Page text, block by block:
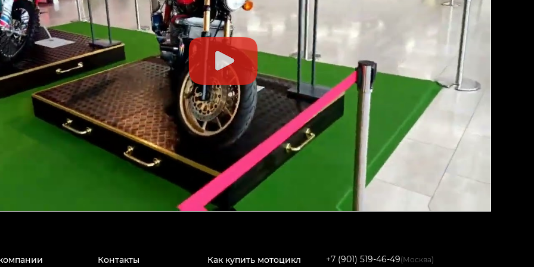
Контакты Как купить мотоцикл +7 (901) 519-46-49(Москва)